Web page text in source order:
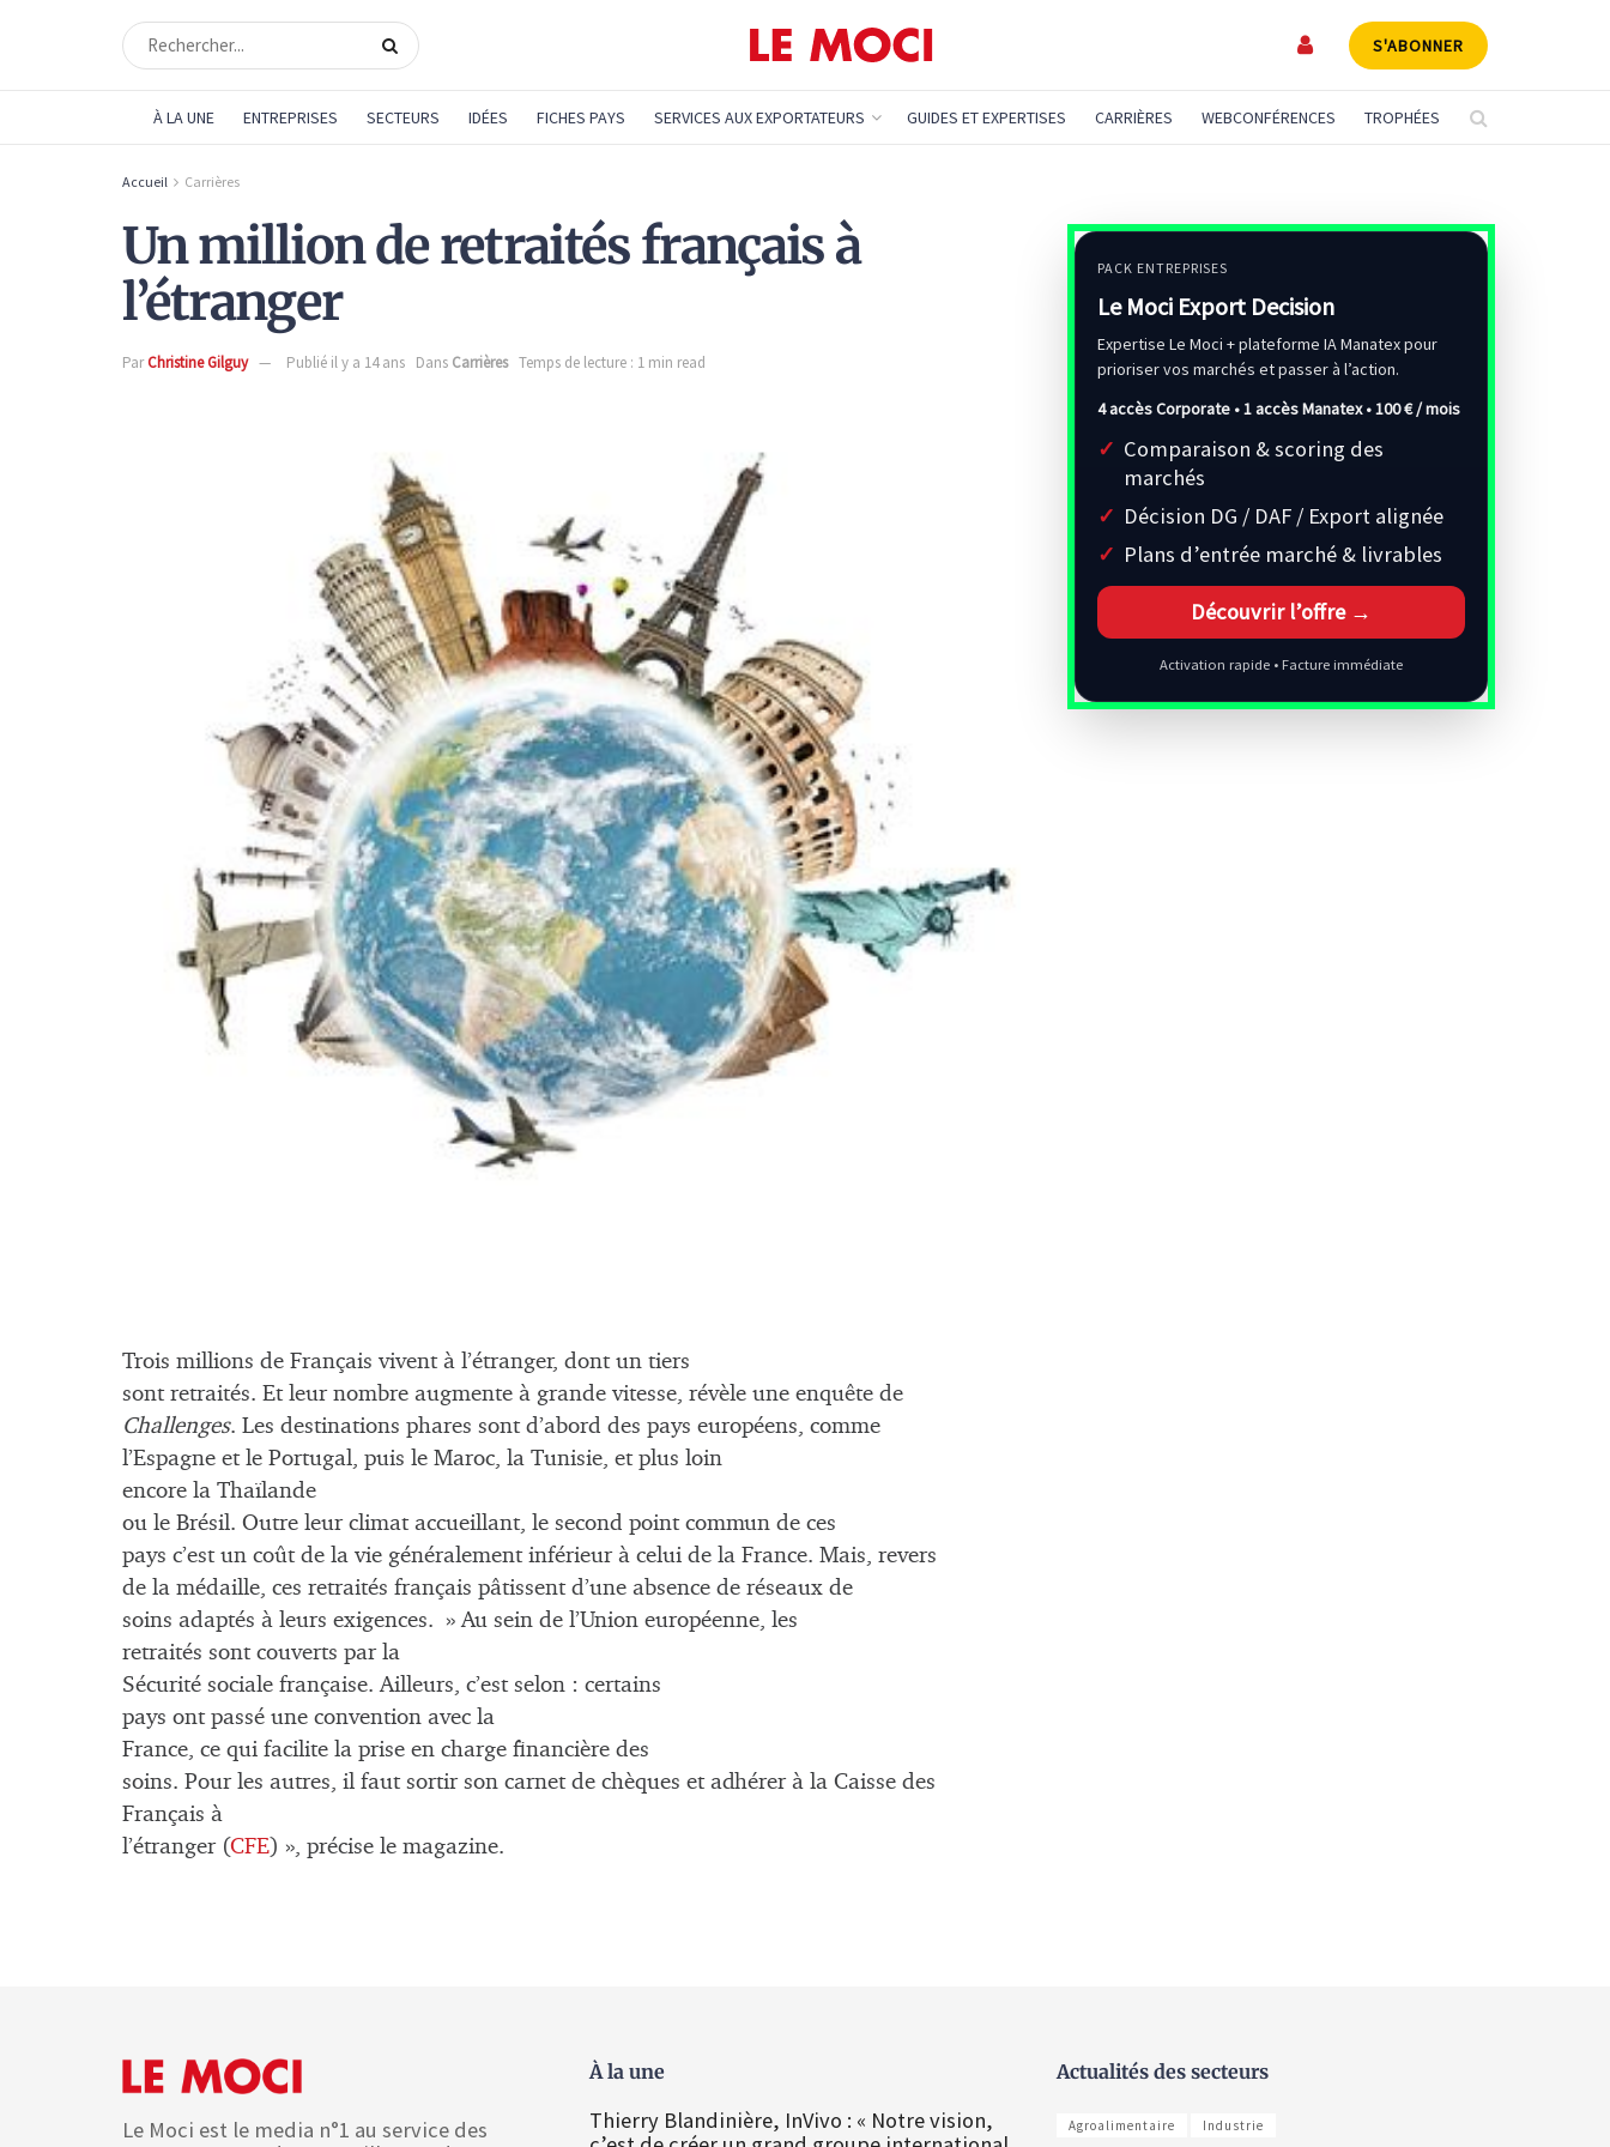
S'ABONNER
À LA UNE ENTREPRISES SECTEURS IDÉES FICHES PAYS SERVICES AUX EXPORTATEURS GUIDES ET EXPERTISES CARRIÈRES WEBCONFÉRENCES TROPHÉES
Accueil Carrières
Un million de retraités français à
l’étranger
ParChristine Gilguy Publié il y a 14 ans Dans Carrières Temps de lecture : 1 min read
Trois millions de Français vivent à l’étranger, dont un tiers
sont retraités. Et leur nombre augmente à grande vitesse, révèle une enquête de
Challenges. Les destinations phares sont d’abord des pays européens, comme
l’Espagne et le Portugal, puis le Maroc, la Tunisie, et plus loin
encore la Thaïlande
ou le Brésil. Outre leur climat accueillant, le second point commun de ces
pays c’est un coût de la vie généralement inférieur à celui de la France. Mais, revers
de la médaille, ces retraités français pâtissent d’une absence de réseaux de
soins adaptés à leurs exigences. » Au sein de l’Union européenne, les
retraités sont couverts par la
Sécurité sociale française. Ailleurs, c’est selon : certains
pays ont passé une convention avec la
France, ce qui facilite la prise en charge financière des
soins. Pour les autres, il faut sortir son carnet de chèques et adhérer à la Caisse des
Français à
l’étranger (CFE) », précise le magazine.
PACK ENTREPRISES
Le Moci Export Decision
Expertise Le Moci + plateforme IA Manatex pour
prioriser vos marchés et passer à l’action.
4 accès Corporate • 1 accès Manatex •100 € / mois
Comparaison & scoring des
marchés
Décision DG / DAF / Export alignée
Plans d’entrée marché & livrables
Découvrir l’offre →
Activation rapide • Facture immédiate
Le Moci est le media n°1 au service des
À la une
Thierry Blandinière, InVivo : « Notre vision,
Actualités des secteurs
Agroalimentaire Industrie